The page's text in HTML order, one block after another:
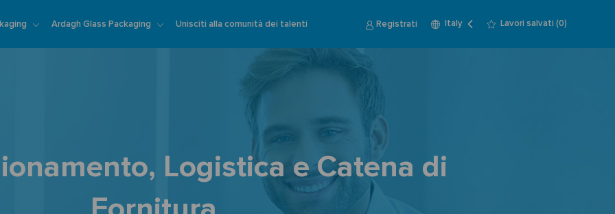
Ardagh Glass Packaging Unisciti alla comunità dei talenti Registrati
Language
Italian
Italy Lavori salvati (0)
Logistica e Catena di